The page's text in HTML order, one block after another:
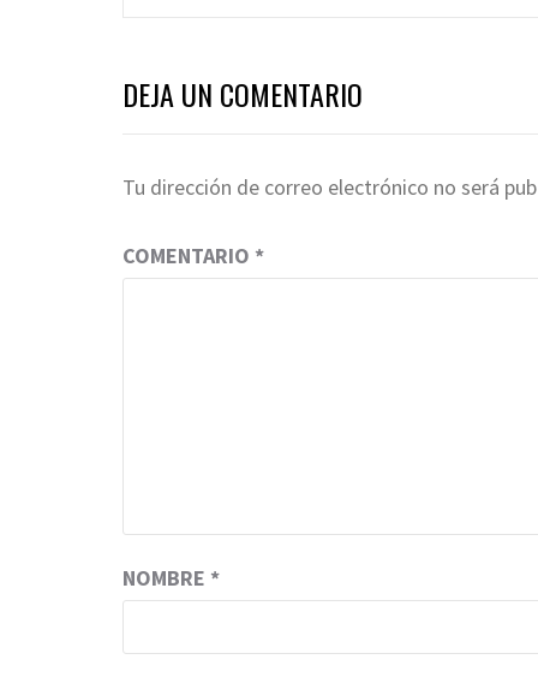
DEJA UN COMENTARIO
Tu dirección de correo electrónico no será
COMENTARIO *
NOMBRE *